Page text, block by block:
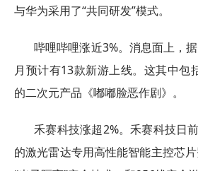
与华为采用了“共同研发”模式。
哔哩哔哩涨近3%。消息面上，
月预计有13款新游上线。这其中包
的二次元产品《嘟嘟脸恶作剧》。
禾赛科技涨超2%。禾赛科技日
的激光雷达专用高性能智能主控芯